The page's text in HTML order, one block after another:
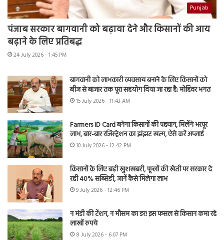
Punjab
पंजाब सरकार बागवानी को बढ़ावा देने और किसानों की आय
बढ़ाने के लिए प्रतिबद्ध
24 July 2026 - 1:45 PM
बागवानी को लाभकारी व्यवसाय बनाने के लिए किसानों को
बीज से बाजार तक पूरा सहयोग दिया जा रहा है: मोहिंदर भगत
15 July 2026 - 11:43 AM
Farmers ID Card बनेगा किसानों की पहचान, मिलेंगे भरपूर
लाभ, बार-बार रजिस्ट्रेशन का झंझट खत्म, ऐसे करें अप्लाई
10 July 2026 - 12:42 PM
किसानों के लिए बड़ी खुशखबरी, फूलों की खेती पर सरकार दे
रही 40% सब्सिडी, जानें कैसे मिलेगा लाभ
9 July 2026 - 12:46 PM
न मंडी की टेंशन, न मौसम का डर! इस फसल से किसान कमा रहे
लाखों रुपये
8 July 2026 - 6:07 PM